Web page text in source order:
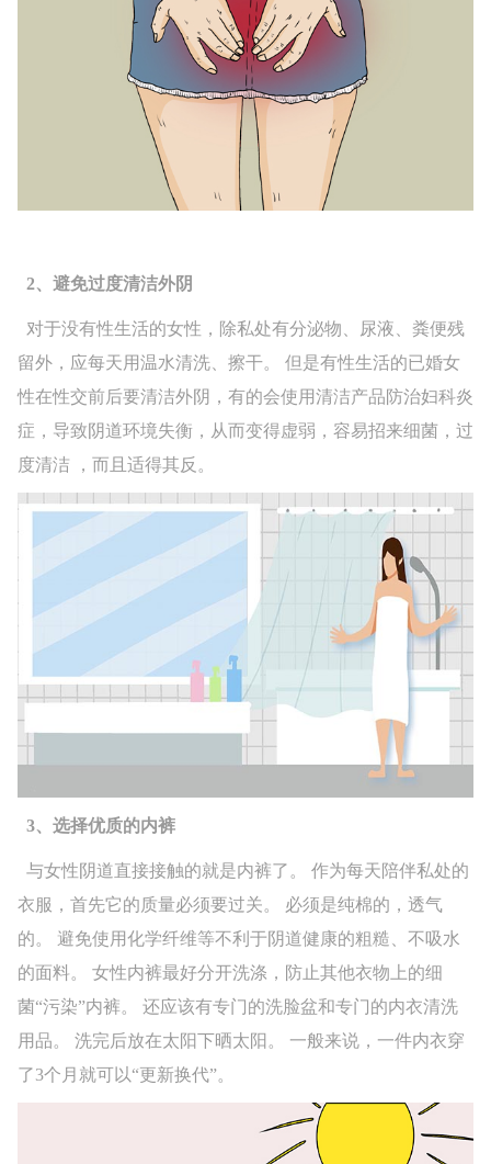
2、避免过度清洁外阴
对于没有性生活的女性，除私处有分泌物、尿液、粪便残
留外，应每天用温水清洗、擦干。 但是有性生活的已婚女
性在性交前后要清洁外阴，有的会使用清洁产品防治妇科炎
症，导致阴道环境失衡，从而变得虚弱，容易招来细菌，过
度清洁 ，而且适得其反。
3、选择优质的内裤
与女性阴道直接接触的就是内裤了。 作为每天陪伴私处的
衣服，首先它的质量必须要过关。 必须是纯棉的，透气
的。 避免使用化学纤维等不利于阴道健康的粗糙、不吸水
的面料。 女性内裤最好分开洗涤，防止其他衣物上的细
菌“污染”内裤。 还应该有专门的洗脸盆和专门的内衣清洗
用品。 洗完后放在太阳下晒太阳。 一般来说，一件内衣穿
了3个月就可以“更新换代”。